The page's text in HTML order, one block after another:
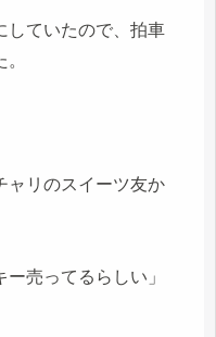
していたので、拍車
ャリのスイーツ友か
ー売ってるらしい」